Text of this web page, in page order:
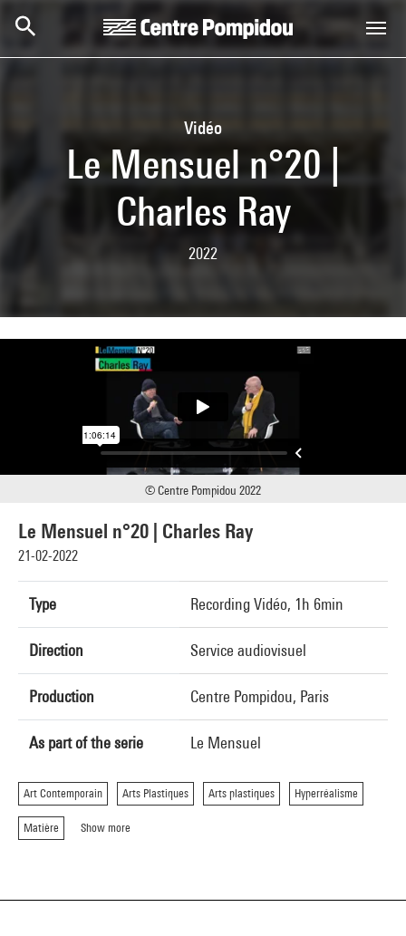
Vidéo
Le Mensuel n°20 |
Charles Ray
2022
Le Mensuel n°20 | Charles Ray
21-02-2022
Type Recording Vidéo, 1h 6min
Direction Service audiovisuel
Production Centre Pompidou, Paris
As part of the serie Le Mensuel
Art Contemporain Arts Plastiques Arts plastiques Hyperréalisme
Matière Show more
© Centre Pompidou 2022